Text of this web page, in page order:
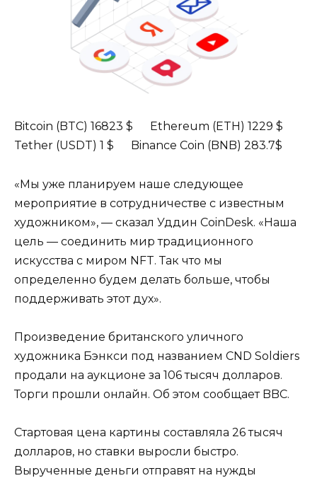
Bitcoin (BTC) 16823 $ Ethereum (ETH) 1229 $
Tether (USDT) 1 $ Binance Coin (BNB) 283.7$
«Мы уже планируем наше следующее
мероприятие в сотрудничестве с известным
художником», — сказал Уддин CoinDesk. «Наша
цель — соединить мир традиционного
искусства с миром NFT. Так что мы
определенно будем делать больше, чтобы
поддерживать этот дух».
Произведение британского уличного
художника Бэнкси под названием CND Soldiers
продали на аукционе за 106 тысяч долларов.
Торги прошли онлайн. Об этом сообщает BBС.
Стартовая цена картины составляла 26 тысяч
долларов, но ставки выросли быстро.
Вырученные деньги отправят на нужды